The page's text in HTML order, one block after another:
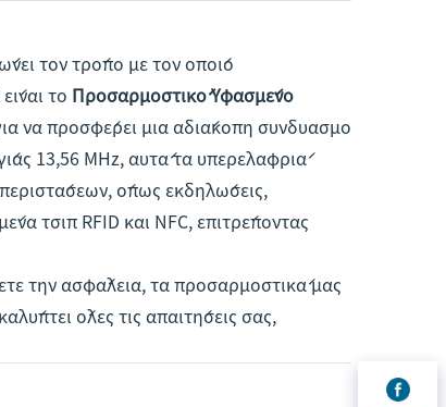
τον τρόπο με τον οποίο
το Προσαρμοστικό Υφασμένο
να προσφέρει μια αδιάκοπη συνδυασμό
13,56 MHz, αυτά τα υπερελαφριά
περιστάσεων, όπως εκδηλώσεις,
τσιπ RFID και NFC, επιτρέποντας
την ασφάλεια, τα προσαρμοστικά μας
όλες τις απαιτήσεις σας,